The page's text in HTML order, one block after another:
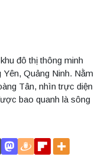
đô thị thông minh
Quảng Ninh. Nằm
Tân, nhìn trực diện
bao quanh là sông